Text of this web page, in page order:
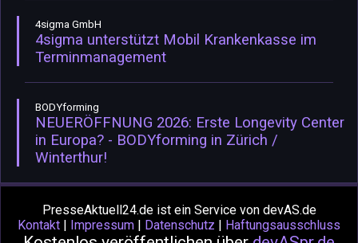
4sigma GmbH
4sigma unterstützt Mobil Krankenkasse im
Terminmanagement
BODYforming
NEUERÖFFNUNG 2026: Erste Longevity Center
in Europa? - BODYforming in Zürich /
Winterthur!
PresseAktuell24.de ist ein Service von devAS.de
Kontakt | Impressum | Datenschutz | Haftungsausschluss